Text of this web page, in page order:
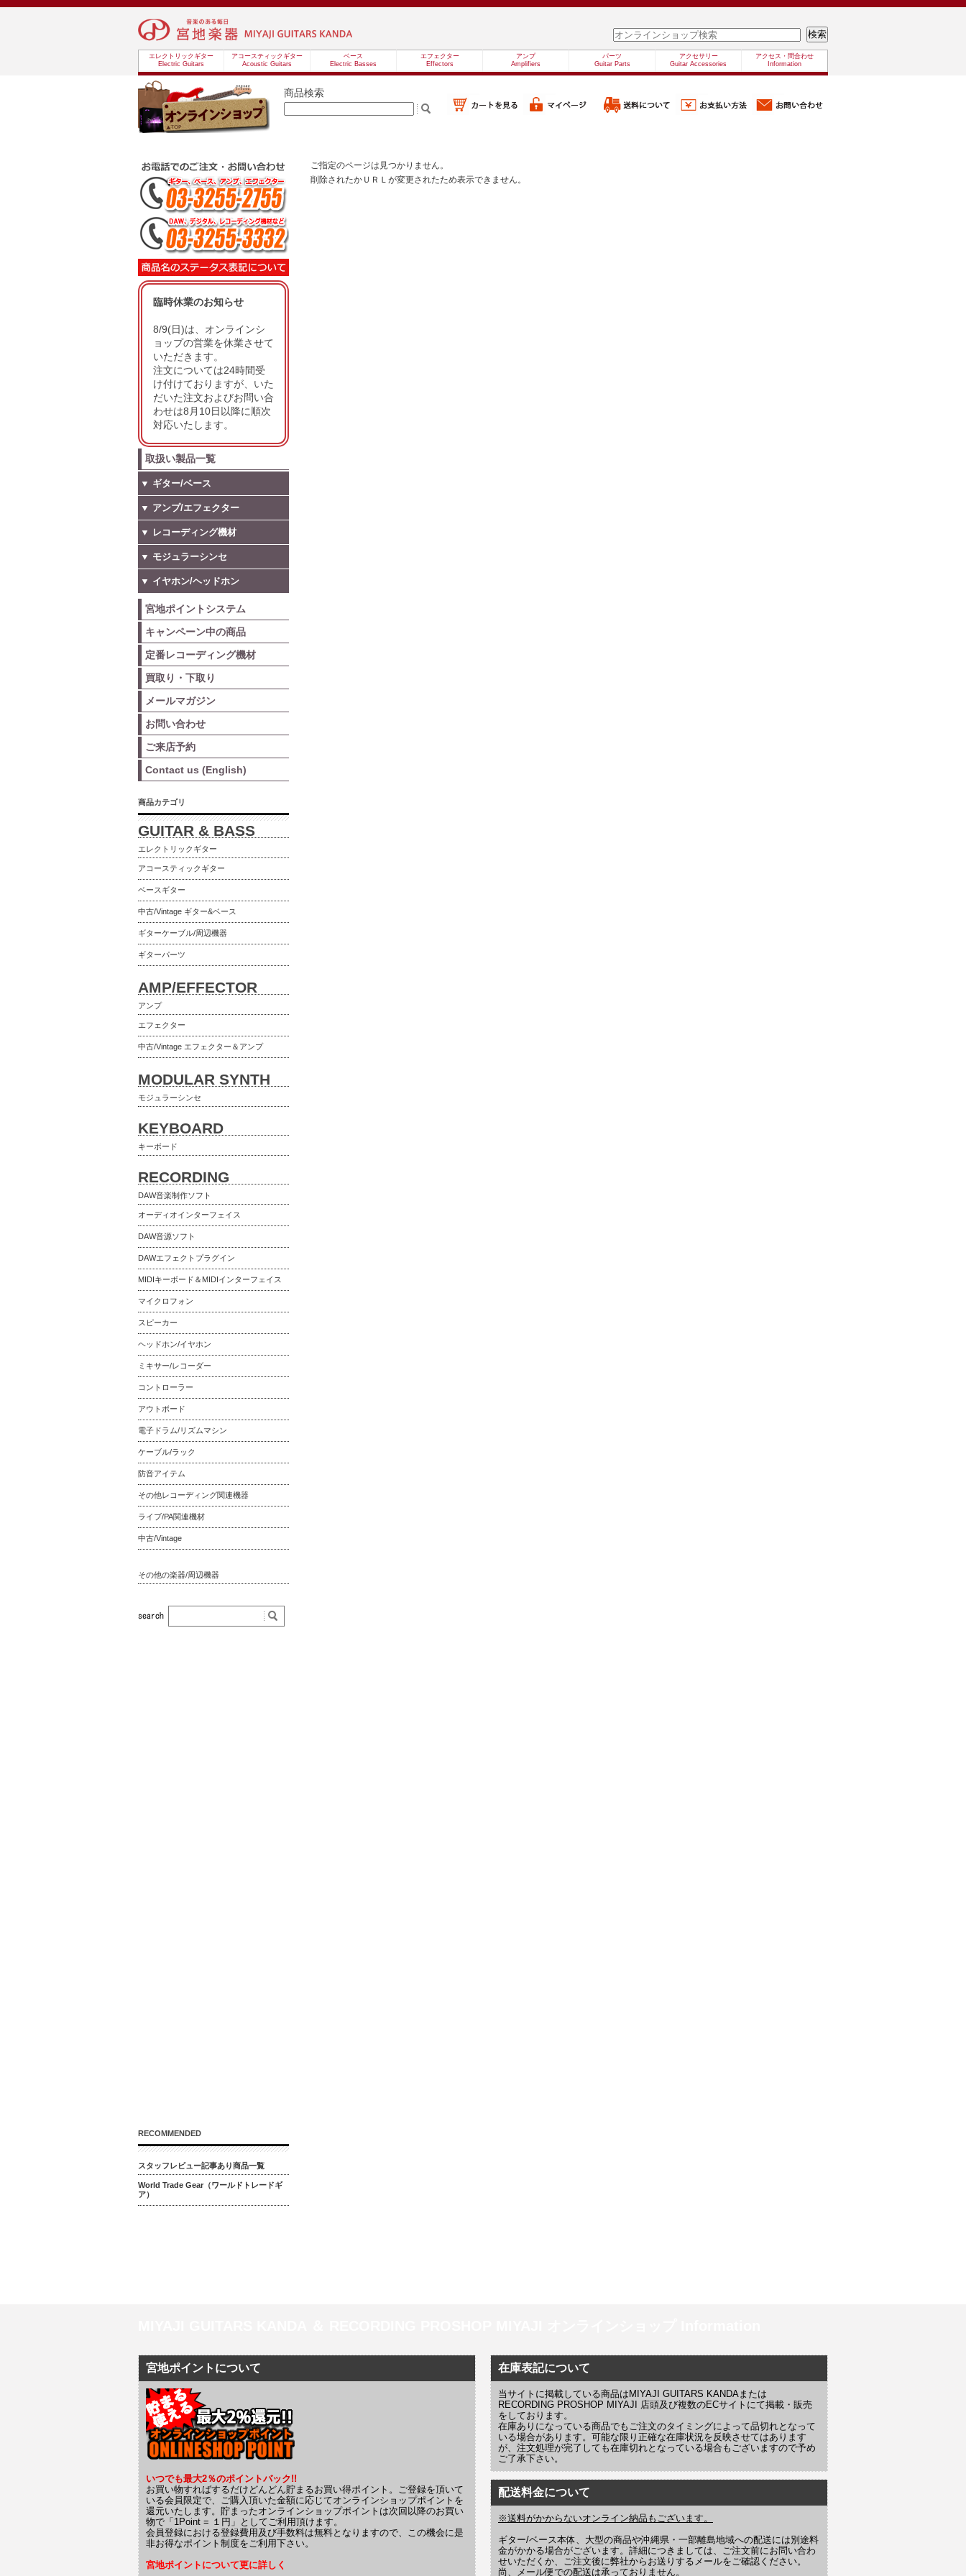
エレクトリックギター
Electric Guitars
アコースティックギター
Acoustic Guitars
ベース
Electric Basses
エフェクター
Effectors
アンプ
Amplifiers
パーツ
Guitar Parts
アクセサリー
Guitar Accessories
アクセス・問合わせ
Information
商品検索
ご指定のページは見つかりません。
削除されたかＵＲＬが変更されたため表示できません。
臨時休業のお知らせ
8/9(日)は、オンラインシ
ョップの営業を休業させて
いただきます。
注文については24時間受
け付けておりますが、いた
だいた注文およびお問い合
わせは8月10日以降に順次
対応いたします。
取扱い製品一覧
▼ ギター/ベース
▼ アンプ/エフェクター
▼ レコーディング機材
▼ モジュラーシンセ
▼ イヤホン/ヘッドホン
宮地ポイントシステム
キャンペーン中の商品
定番レコーディング機材
買取り・下取り
メールマガジン
お問い合わせ
ご来店予約
Contact us (English)
商品カテゴリ
GUITAR & BASS
エレクトリックギター
アコースティックギター
ベースギター
中古/Vintage ギター&ベース
ギターケーブル/周辺機器
ギターパーツ
AMP/EFFECTOR
アンプ
エフェクター
中古/Vintage エフェクター＆アンプ
MODULAR SYNTH
モジュラーシンセ
KEYBOARD
キーボード
RECORDING
DAW音楽制作ソフト
オーディオインターフェイス
DAW音源ソフト
DAWエフェクトプラグイン
MIDIキーボード＆MIDIインターフェイス
マイクロフォン
スピーカー
ヘッドホン/イヤホン
ミキサー/レコーダー
コントローラー
アウトボード
電子ドラム/リズムマシン
ケーブル/ラック
防音アイテム
その他レコーディング関連機器
ライブ/PA関連機材
中古/Vintage
その他の楽器/周辺機器
RECOMMENDED
スタッフレビュー記事あり商品一覧
World Trade Gear（ワールドトレードギ
ア）
宮地ポイントについて
いつでも最大2％のポイントバック!!
お買い物すればするだけどんどん貯まるお買い得ポイント。ご登録を頂いて
いる会員限定で、ご購入頂いた金額に応じてオンラインショップポイントを
還元いたします。貯まったオンラインショップポイントは次回以降のお買い
物で「1Point = １円」としてご利用頂けます。
会員登録における登録費用及び手数料は無料となりますので、この機会に是
非お得なポイント制度をご利用下さい。
宮地ポイントについて更に詳しく
在庫表記について
当サイトに掲載している商品はMIYAJI GUITARS KANDAまたは
RECORDING PROSHOP MIYAJI 店頭及び複数のECサイトにて掲載・販売
をしております。
在庫ありになっている商品でもご注文のタイミングによって品切れとなって
いる場合があります。可能な限り正確な在庫状況を反映させてはあります
が、注文処理が完了しても在庫切れとなっている場合もございますので予め
ご了承下さい。
配送料金について
※送料がかからないオンライン納品もございます。
ギター/ベース本体、大型の商品や沖縄県・一部離島地域への配送には別途料
金がかかる場合がございます。詳細につきましては、ご注文前にお問い合わ
せいただくか、ご注文後に弊社からお送りするメールをご確認ください。
尚、メール便での配送は承っておりません。